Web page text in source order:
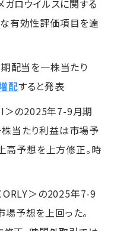
ガロウイルスに関する
有効性評価項目を達
配当を一株当たり
配すると発表
＞の2025年7-9月期
当たり利益は市場予
高予想を上方修正。時
ORLY＞の2025年7-9
予想を上回った。